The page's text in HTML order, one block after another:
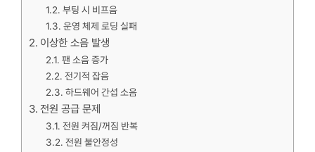
부팅 시 비프음
운영 체제 로딩 실패
이상한 소음 발생
팬 소음 증가
전기적 잡음
하드웨어 간섭 소음
전원 공급 문제
전원 켜짐/꺼짐 반복
전원 불안정성